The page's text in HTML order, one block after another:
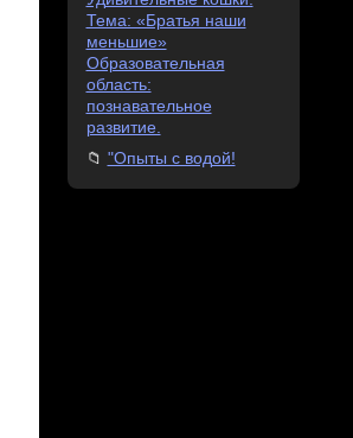
Тема: «Братья наши
меньшие»
Образовательная
область:
познавательное
развитие.
"Опыты с водой!